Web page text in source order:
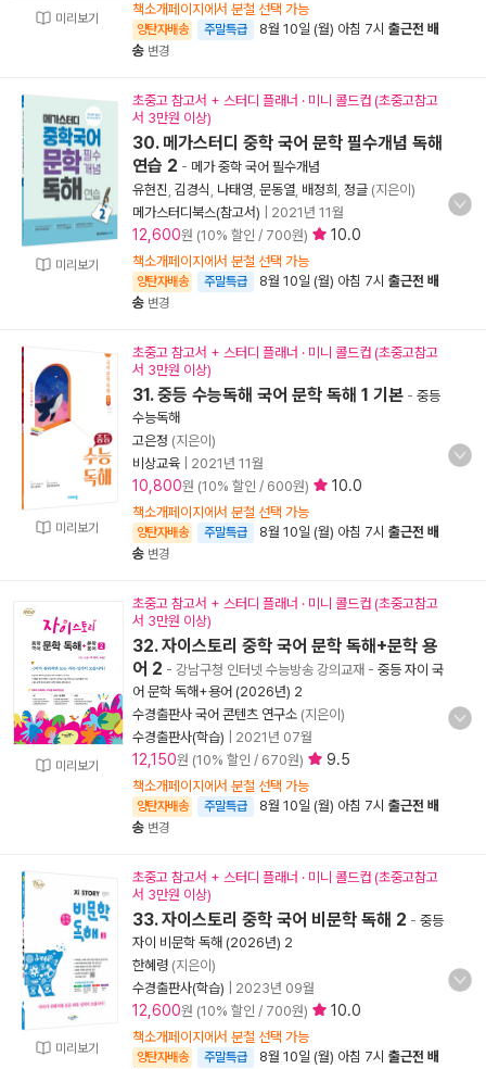
미리보기
책소개페이지에서 분철 선택 가능
양탄자배송 주말특급 8월 10일 (월) 아침 7시 출근전 배
송 변경
미리보기
초중고 참고서 + 스터디 플래너 · 미니 콜드컵 (초중고참고
서 3만원 이상)
30. 메가스터디 중학 국어 문학 필수개념 독해
연습 2 - 메가 중학 국어 필수개념
유현진 김경식 나태영 문동열 배정희 정글 (지은이)
메가스터디북스(참고서)
2021년 11월
12,600원 (10% 할인 / 700원) 10.0
책소개페이지에서 분철 선택 가능
양탄자배송 주말특급 8월 10일 (월) 아침 7시 출근전 배
송 변경
미리보기
초중고 참고서 + 스터디 플래너 · 미니 콜드컵 (초중고참고
서 3만원 이상)
31. 중등 수능독해 국어 문학 독해 1 기본 - 중등
수능독해
고은정 (지은이)
비상교육
2021년 11월
10,800원 (10% 할인 / 600원) 10.0
책소개페이지에서 분철 선택 가능
양탄자배송 주말특급 8월 10일 (월) 아침 7시 출근전 배
송 변경
미리보기
초중고 참고서 + 스터디 플래너 · 미니 콜드컵 (초중고참고
서 3만원 이상)
32. 자이스토리 중학 국어 문학 독해+문학 용
어 2 - 강남구청 인터넷 수능방송 강의교재 - 중등 자이 국
어 문학 독해+용어 (2026년) 2
수경출판사 국어 콘텐츠 연구소 (지은이)
수경출판사(학습)
2021년 07월
12,150원 (10% 할인 / 670원) 9.5
책소개페이지에서 분철 선택 가능
양탄자배송 주말특급 8월 10일 (월) 아침 7시 출근전 배
송 변경
미리보기
초중고 참고서 + 스터디 플래너 · 미니 콜드컵 (초중고참고
서 3만원 이상)
33. 자이스토리 중학 국어 비문학 독해 2 - 중등
자이 비문학 독해 (2026년) 2
한혜령 (지은이)
수경출판사(학습)
2023년 09월
12,600원 (10% 할인 / 700원) 10.0
책소개페이지에서 분철 선택 가능
양탄자배송 주말특급 8월 10일 (월) 아침 7시 출근전 배